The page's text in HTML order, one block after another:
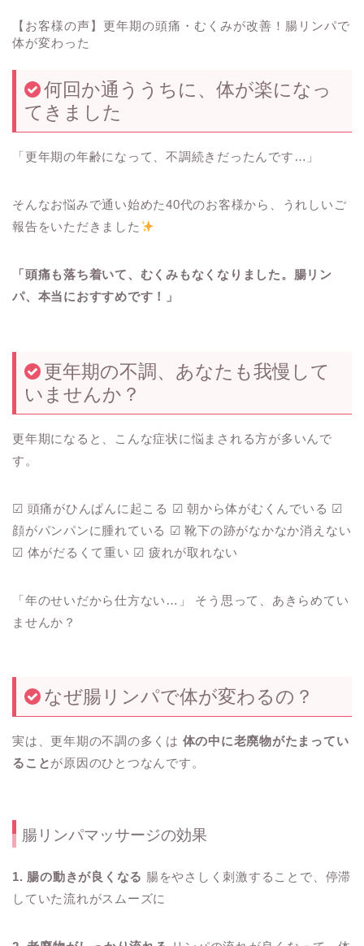
【お客様の声】更年期の頭痛・むくみが改善！腸リンパで
体が変わった
何回か通ううちに、体が楽になっ
てきました
「更年期の年齢になって、不調続きだったんです…」
そんなお悩みで通い始めた40代のお客様から、うれしいご
報告をいただきました
「頭痛も落ち着いて、むくみもなくなりました。腸リン
パ、本当におすすめです！」
更年期の不調、あなたも我慢して
いませんか？
更年期になると、こんな症状に悩まされる方が多いんで
す。
☑ 頭痛がひんぱんに起こる ☑ 朝から体がむくんでいる ☑
顔がパンパンに腫れている ☑ 靴下の跡がなかなか消えない
☑ 体がだるくて重い ☑ 疲れが取れない
「年のせいだから仕方ない…」 そう思って、あきらめてい
ませんか？
なぜ腸リンパで体が変わるの？
実は、更年期の不調の多くは 体の中に老廃物がたまってい
ることが原因のひとつなんです。
腸リンパマッサージの効果
1. 腸の動きが良くなる 腸をやさしく刺激することで、停滞
していた流れがスムーズに